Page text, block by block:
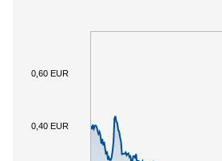
0,40 EUR
0,60 EUR